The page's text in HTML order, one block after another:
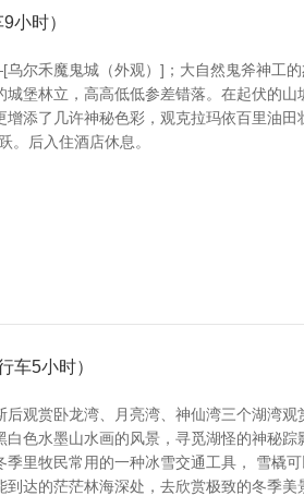
小时）
尔禾魔鬼城（外观）]；大自然鬼斧神工
堡林立，高高低低参差错落。在起伏的山
添了几许神秘色彩，观克拉玛依百里油田
。后入住酒店休息。
车5小时）
观赏卧龙湾、月亮湾、神仙湾三个湖湾
色水墨山水画的风景，寻觅湖怪的神秘踪
里牧民常用的一种冰雪交通工具， 雪橇
达的茫茫林海深处，去欣赏极致的冬季美